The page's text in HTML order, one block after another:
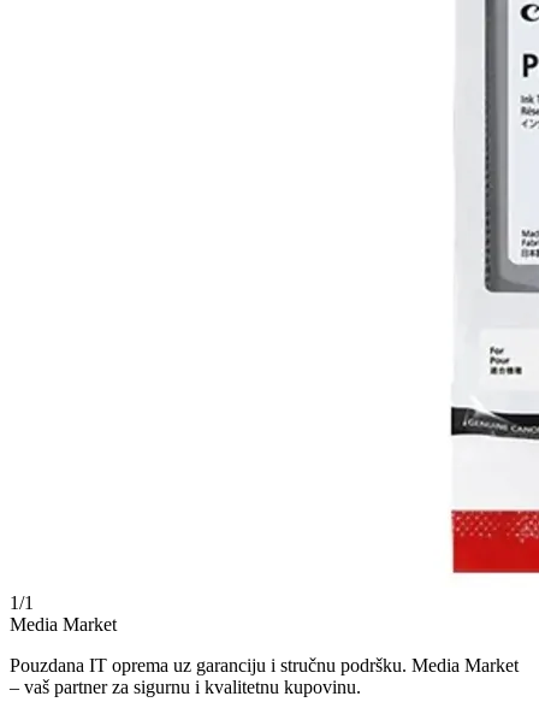
1/1
Media Market
Pouzdana IT oprema uz garanciju i stručnu podršku. Media Market
– vaš partner za sigurnu i kvalitetnu kupovinu.